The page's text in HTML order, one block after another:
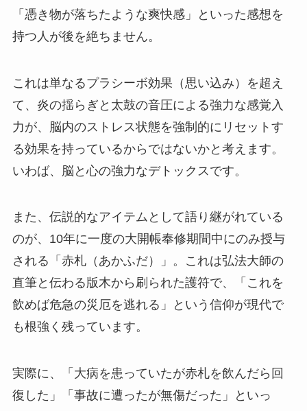
「憑き物が落ちたような爽快感」といった感想を
持つ人が後を絶ちません。
これは単なるプラシーボ効果（思い込み）を超え
て、炎の揺らぎと太鼓の音圧による強力な感覚入
力が、脳内のストレス状態を強制的にリセットす
る効果を持っているからではないかと考えます。
いわば、脳と心の強力なデトックスです。
また、伝説的なアイテムとして語り継がれている
のが、10年に一度の大開帳奉修期間中にのみ授与
される「赤札（あかふだ）」。これは弘法大師の
直筆と伝わる版木から刷られた護符で、「これを
飲めば危急の災厄を逃れる」という信仰が現代で
も根強く残っています。
実際に、「大病を患っていたが赤札を飲んだら回
復した」「事故に遭ったが無傷だった」といっ